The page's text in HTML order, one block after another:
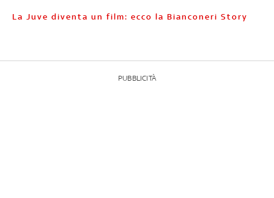
La Juve diventa un film: ecco la Bianconeri Story
PUBBLICITÀ